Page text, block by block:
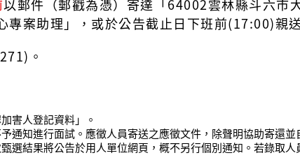
以郵件（郵戳為憑）寄達「64002雲林縣斗六市
專案助理」，或於公告截止日下班前(17:00)親
。
害人登記資料」。
通知進行面試。應徵人員寄送之應徵文件，除聲明協助寄還並
選結果將公告於用人單位網頁，概不另行個別通知。 若錄取人